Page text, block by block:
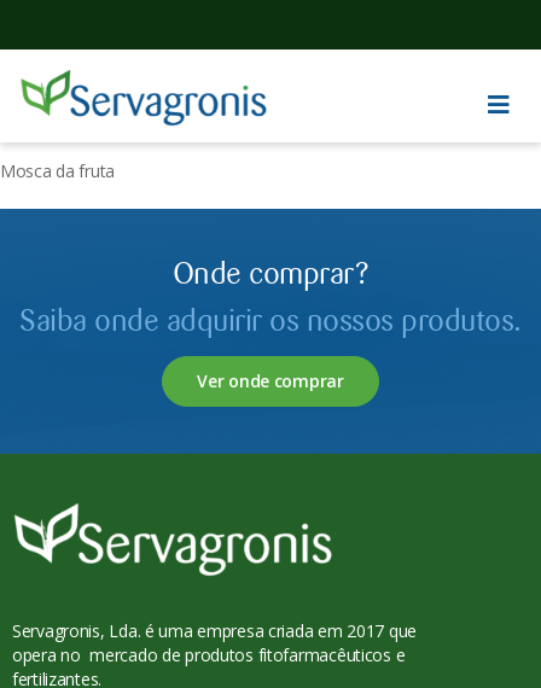
Mosca da fruta
Onde comprar?
Saiba onde adquirir os nossos produtos.
Ver onde comprar
Servagronis, Lda. é uma empresa criada em 2017 que
opera no mercado de produtos fitofarmacêuticos e
fertilizantes.